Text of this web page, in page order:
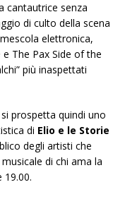
cantautrice senza
di culto della scena
elettronica,
e The Pax Side of the
più inaspettati
prospetta quindi uno
di Elio e le Storie
degli artisti che
di chi ama la
19.00.